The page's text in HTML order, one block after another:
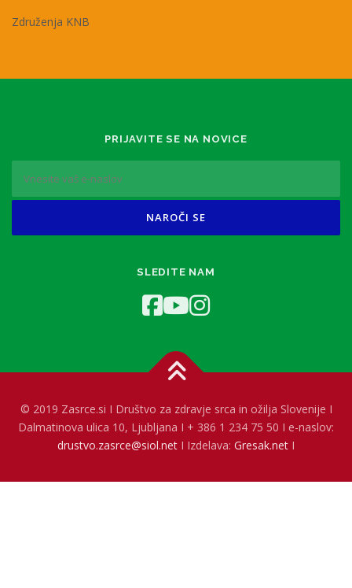
Združenja KNB
PRIJAVITE SE NA NOVICE
SLEDITE NAM
© 2019 Zasrce.si I Društvo za zdravje srca in ožilja Slovenije I
Dalmatinova ulica 10, Ljubljana I + 386 1 234 75 50 I e-naslov:
drustvo.zasrce@siol.net I Izdelava: Gresak.net I